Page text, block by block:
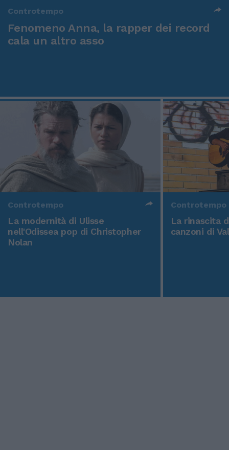
Controtempo
Fenomeno Anna, la rapper dei record
cala un altro asso
Controtempo
La modernità di Ulisse
nell'Odissea pop di Christopher
Nolan
Controtempo
La rinascita
canzoni di